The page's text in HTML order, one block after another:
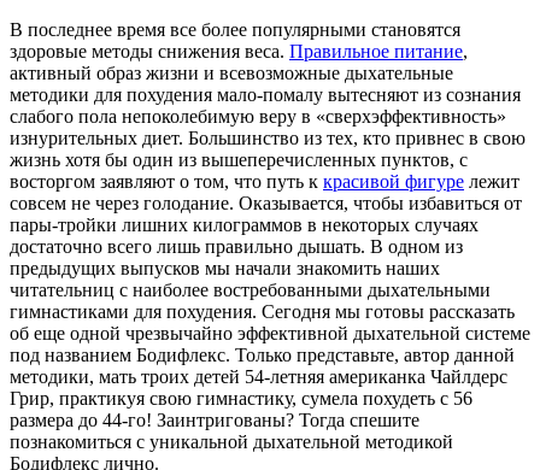
В последнее время все более популярными становятся
здоровые методы снижения веса. Правильное питание,
активный образ жизни и всевозможные дыхательные
методики для похудения мало-помалу вытесняют из сознания
слабого пола непоколебимую веру в «сверхэффективность»
изнурительных диет. Большинство из тех, кто привнес в свою
жизнь хотя бы один из вышеперечисленных пунктов, с
восторгом заявляют о том, что путь к красивой фигуре лежит
совсем не через голодание. Оказывается, чтобы избавиться от
пары-тройки лишних килограммов в некоторых случаях
достаточно всего лишь правильно дышать. В одном из
предыдущих выпусков мы начали знакомить наших
читательниц с наиболее востребованными дыхательными
гимнастиками для похудения. Сегодня мы готовы рассказать
об еще одной чрезвычайно эффективной дыхательной системе
под названием Бодифлекс. Только представьте, автор данной
методики, мать троих детей 54-летняя американка Чайлдерс
Грир, практикуя свою гимнастику, сумела похудеть с 56
размера до 44-го! Заинтригованы? Тогда спешите
познакомиться с уникальной дыхательной методикой
Бодифлекс лично.